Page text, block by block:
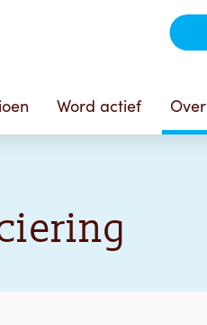
Word actief Over